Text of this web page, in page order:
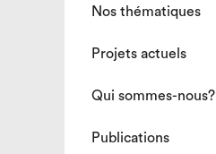
Nos thématiques
Projets actuels
Qui sommes-nous?
Publications